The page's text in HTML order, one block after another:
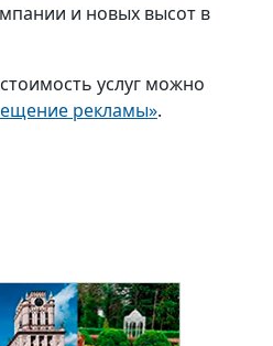
и новых высот в
услуг можно
рекламы».